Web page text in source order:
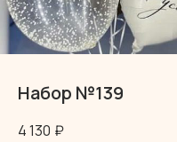
Набор №139
4 130 ₽